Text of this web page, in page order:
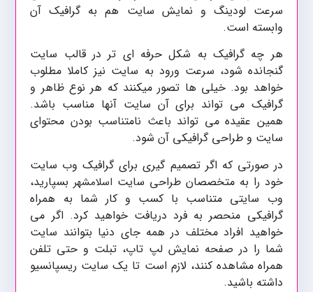
سرعت لودینگ و نمایش سایت هم به گرافیک آن
وابسته است.
هر چه گرافیک به شکل حرفه ای تر در قالب سایت
گنجانده شود، سرعت ورود به سایت نیز کاملا مطلوب
خواهد بود. خیلی ها تصور میکنند که هر نوع ظاهر و
گرافیک می تواند برای آن سایت آنها مناسب باشد.
همین عقیده می تواند باعث نامتناسب بودن محتوای
سایت و طراحی گرافیکی آن شود.
در صورتی که اگر تصمیم گیری برای گرافیک وب سایت
خود را به متخصصان طراحی سایت اسلامشهر بسپارید،
وب سایتی متناسب با کسب و کار شما به همراه
گرافیکی منحصر به فرد دریافت خواهید کرد. اگر می
خواهید افراد مختلف در همه جای دنیا بتوانند سایت
شما را در صفحه نمایش لپ تاپ، تبلت و حتی تلفن
همراه مشاهده کنند، لازم است تا یک سایت ریسپانسیو
داشته باشید.